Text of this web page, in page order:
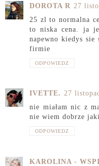
DOROTA R 27
25 zl to normalna
to niska cena. ja
napewno kiedys
firmie
ODPOWIEDZ
IVETTE. 27
nie miałam nic z
nie wiem dobrze
ODPOWIEDZ
KAROLINA -